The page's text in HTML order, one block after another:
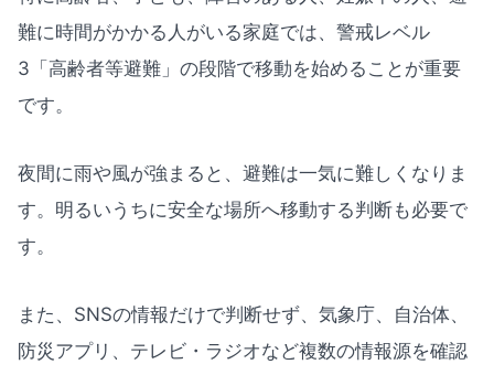
難に時間がかかる人がいる家庭では、警戒レベル
3「高齢者等避難」の段階で移動を始めることが重要
です。
夜間に雨や風が強まると、避難は一気に難しくなりま
す。明るいうちに安全な場所へ移動する判断も必要で
す。
また、SNSの情報だけで判断せず、気象庁、自治体、
防災アプリ、テレビ・ラジオなど複数の情報源を確認